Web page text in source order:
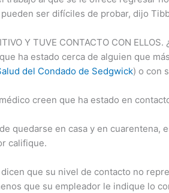
ser difíciles de probar, dijo
Y TUVE CONTACTO CON ELLOS.
ha estado cerca de alguien que
del Condado de Sedgwick) o con
creen que ha estado en
quedarse en casa y en cuarentena,
califique.
que su nivel de contacto no
que su empleador le indique lo